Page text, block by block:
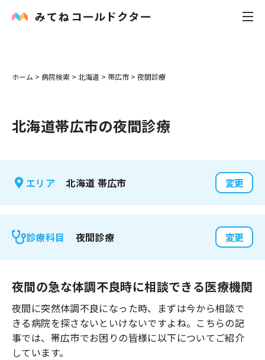
内科
花粉症
感染症
よくあるご質問
ホーム > 病院検索 > 北海道 > 帯広市 > 夜間診療
北海道帯広市の夜間診療
エリア 北海道 帯広市 変更
診療科目 夜間診療 変更
夜間の急な体調不良時に相談できる医療機関
夜間に突然体調不良になった時、まずは今から相談で
きる病院を探さないといけないですよね。こちらの記
事では、 帯広市でお困りの皆様に以下についてご紹介
しています。